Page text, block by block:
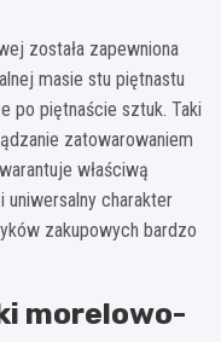
została zapewniona
masie stu piętnastu
po piętnaście sztuk. Taki
zatowarowaniem
właściwą
charakter
zakupowych bardzo
morelowo-